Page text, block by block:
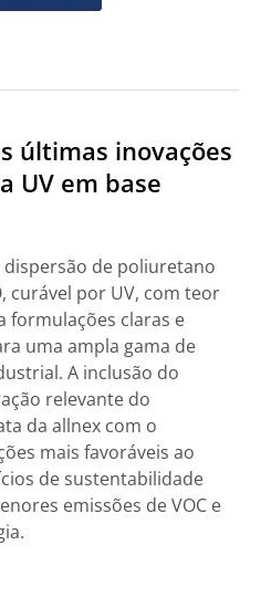
últimas inovações
UV em base
dispersão de poliuretano
curável por UV, com teor
formulações claras e
uma ampla gama de
A inclusão do
relevante do
da allnex com o
mais favoráveis ao
de sustentabilidade
emissões de VOC e